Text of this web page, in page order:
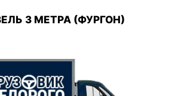
3 МЕТРА (ФУРГОН)